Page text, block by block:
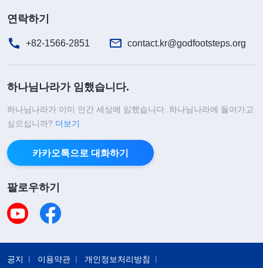
연락하기
+82-1566-2851 contact.kr@godfootsteps.org
하나님나라가 임했습니다.
하나님나라가 이미 인간 세상에 임했습니다. 하나님나라에 들어가고
싶으십니까? 더보기
카카오톡으로 대화하기
팔로우하기
공지 이용약관 개인정보처리방침